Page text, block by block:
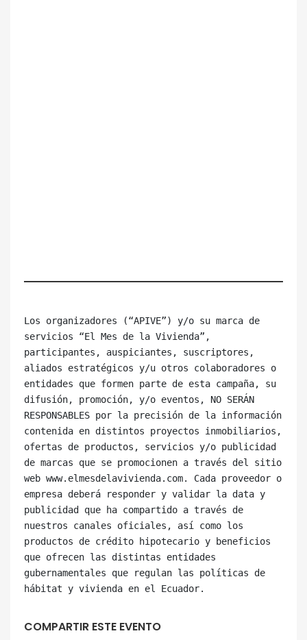
Los organizadores (“APIVE”) y/o su marca de
servicios “El Mes de la Vivienda”,
participantes, auspiciantes, suscriptores,
aliados estratégicos y/u otros colaboradores o
entidades que formen parte de esta campaña, su
difusión, promoción, y/o eventos, NO SERÁN
RESPONSABLES por la precisión de la información
contenida en distintos proyectos inmobiliarios,
ofertas de productos, servicios y/o publicidad
de marcas que se promocionen a través del sitio
web www.elmesdelavivienda.com. Cada proveedor o
empresa deberá responder y validar la data y
publicidad que ha compartido a través de
nuestros canales oficiales, así como los
productos de crédito hipotecario y beneficios
que ofrecen las distintas entidades
gubernamentales que regulan las políticas de
COMPARTIR ESTE EVENTO